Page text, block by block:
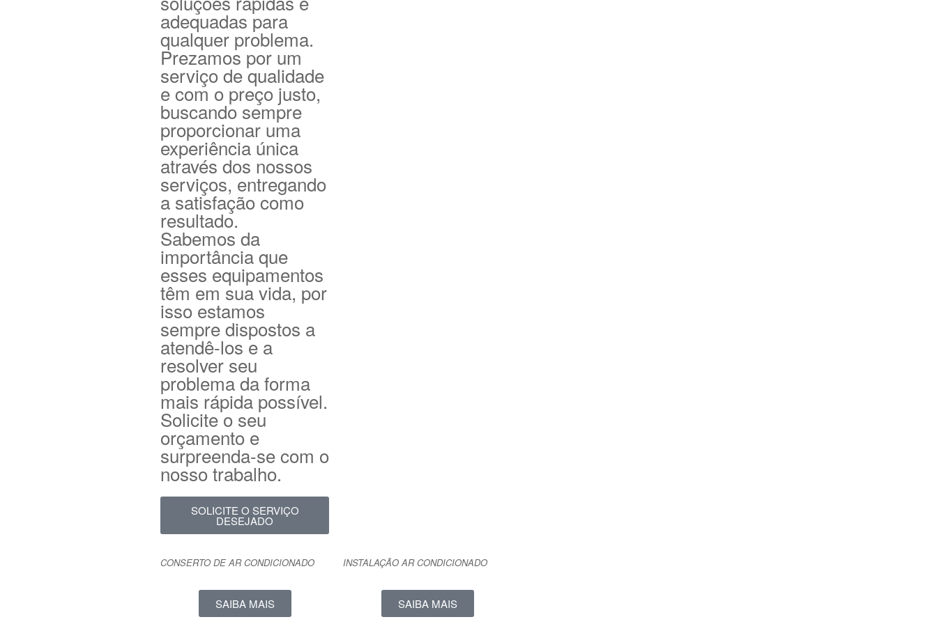
adequadas para
qualquer problema.
Prezamos por um
serviço de qualidade
e com o preço justo,
buscando sempre
proporcionar uma
experiência única
através dos nossos
serviços, entregando
a satisfação como
resultado.
Sabemos da
importância que
esses equipamentos
têm em sua vida, por
isso estamos
sempre dispostos a
atendê-los e a
resolver seu
problema da forma
mais rápida possível.
Solicite o seu
orçamento e
surpreenda-se com o
nosso trabalho.
SOLICITE O SERVIÇO
DESEJADO
CONSERTO DE AR CONDICIONADO
SAIBA MAIS
INSTALAÇÃO AR CONDICIONADO
SAIBA MAIS